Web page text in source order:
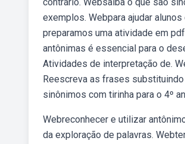
exemplos. Webpara ajudar
preparamos uma atividade em
antônimas é essencial para o
Atividades de interpretação de.
Reescreva as frases
sinônimos com tirinha para o 4º
Webreconhecer e utilizar
da exploração de palavras.